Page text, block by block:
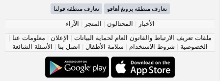
تعارف منطقة برونغ أهافو تعارف منطقة فولتا
الأخبار | المحتالون | المتجر | الآراء
ملفات تعريف الارتباط والقانون العام لحماية البيانات | الإعلان | معلومات عنا |
الخصوصية | شروط الاستخدام | سلامة الأطفال | اتصل بنا | الأسئلة الشائعة